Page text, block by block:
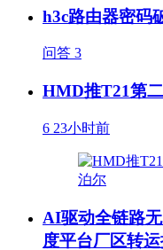
h3c路由器密码
问答 3
HMD推T21第
6 23小时前
AI驱动全链路
度平台厂区转